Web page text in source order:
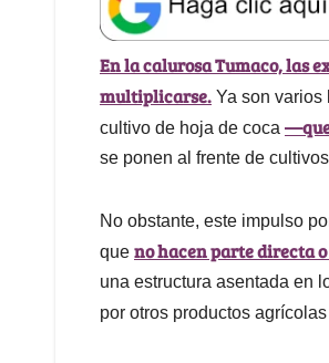
t
s
A
p
p
e
b
o
o
k
k
e
d
I
n
l
e
a
d
s
En la calurosa Tumaco, las
multiplicarse. Ya son varios
cultivo de hoja de coca
se ponen al frente de
No obstante, este impulso
que no hacen parte directa
una estructura asentada en
por otros productos